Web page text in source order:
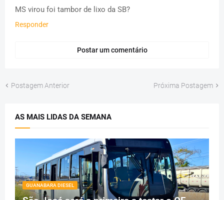
MS virou foi tambor de lixo da SB?
Responder
Postar um comentário
Postagem Anterior Próxima Postagem
AS MAIS LIDAS DA SEMANA
GUANABARA DIESEL